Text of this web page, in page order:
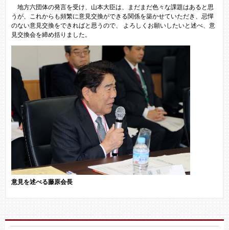
地方六団体の発言を受け、山本大臣は、まだまだ色々な課題はあると思
うが、これからも頻繁に意見交換ができる関係を築かせていただき、忌憚
のない意見交換をできればと思うので、 よろしくお願いしたいと述べ、意
見交換会を締め括りました。
意見を述べる藤原会長